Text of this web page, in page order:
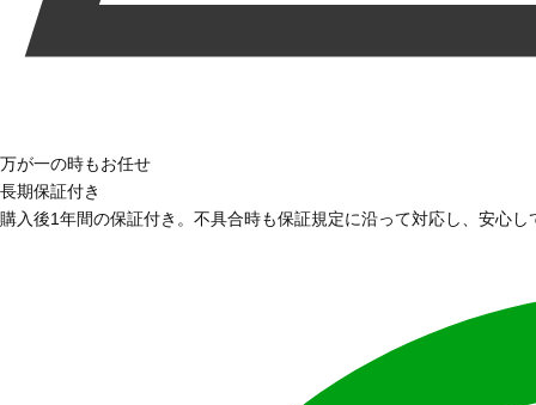
万が一の時もお任せ
長期保証付き
購入後1年間の保証付き。不具合時も保証規定に沿って対応し、安心